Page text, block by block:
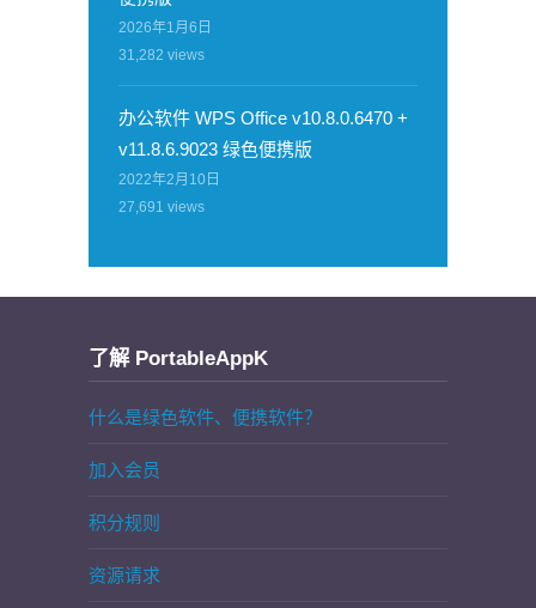
2026年1月6日
31,282 views
办公软件 WPS Office v10.8.0.6470 +
v11.8.6.9023 绿色便携版
2022年2月10日
27,691 views
了解 PortableAppK
什么是绿色软件、便携软件？
加入会员
积分规则
资源请求